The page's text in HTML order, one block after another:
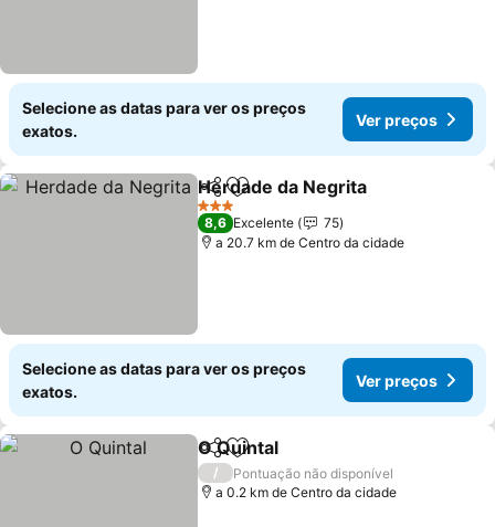
Selecione as datas para ver os preços
exatos.
Ver preços
PartilharAdicionar aos favoritos
Herdade da Negrita
3 Estrelas
8,6 Excelente
75
a 20.7 km de Centro da cidade
Selecione as datas para ver os preços
exatos.
Ver preços
PartilharAdicionar aos favoritos
O Quintal
/
Pontuação não disponível
a 0.2 km de Centro da cidade